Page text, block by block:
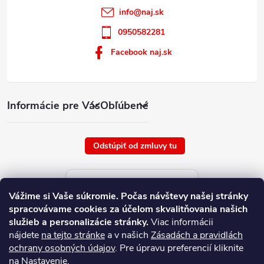
Vážime si Vaše súkromie. Počas návštevy našej stránky
spracovávame cookies za účelom skvalitňovania našich
služieb a personalizácie stránky.Viac informácii
nájdete na tejto stránke a v našich Zásadách a pravidlách
ochrany osobných údajov. Pre úpravu preferencií kliknite
na Nastavenie.
Informácie pre VásObľúbené
info@naj.sk
0950582281
Facebook naj.sk
Odstúpiť od zmluvy tu
Aktuálne ceny tovaru
platné od : 7/8/2026